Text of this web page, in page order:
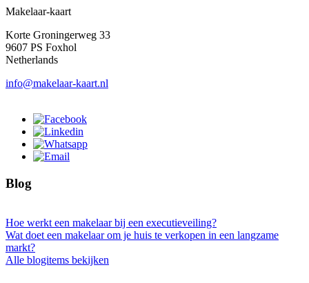
Makelaar-kaart
Korte Groningerweg 33
9607 PS Foxhol
Netherlands
info@makelaar-kaart.nl
Blog
Hoe werkt een makelaar bij een executieveiling?
Wat doet een makelaar om je huis te verkopen in een langzame
markt?
Alle blogitems bekijken